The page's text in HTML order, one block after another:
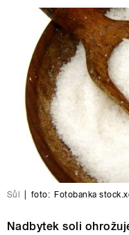
Sůl foto: Fotobanka
Nadbytek soli